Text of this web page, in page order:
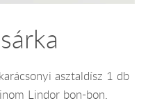
asztaldísz 1 db
Lindor bon-bon.